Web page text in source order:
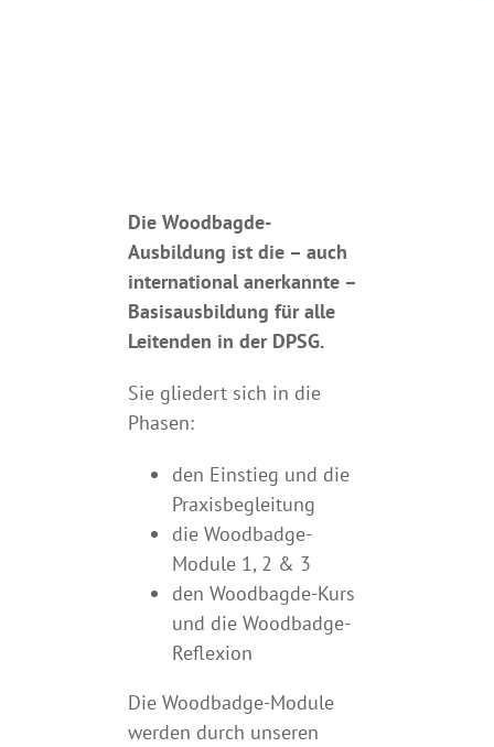
Die Woodbagde-
Ausbildung ist die – auch
international anerkannte –
Basisausbildung für alle
Leitenden in der DPSG.
Sie gliedert sich in die
Phasen:
den Einstieg und die
Praxisbegleitung
die Woodbadge-
Module 1, 2 & 3
den Woodbagde-Kurs
und die Woodbadge-
Reflexion
Die Woodbadge-Module
werden durch unseren